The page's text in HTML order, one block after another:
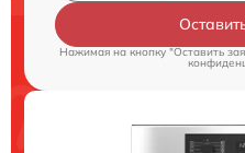
Нажимая на кнопку "Оставить